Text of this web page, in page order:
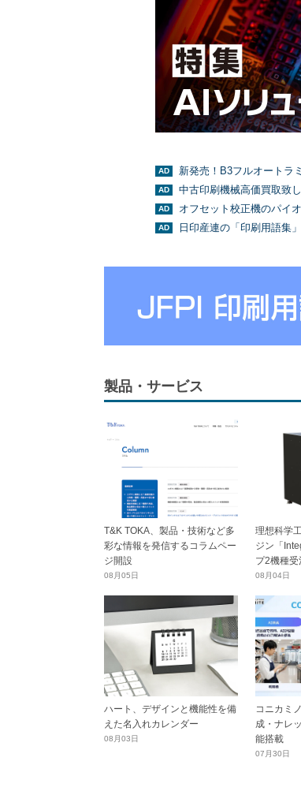
新発売！B3フルオートラ
中古印刷機械高価買取致
オフセット校正機のパイ
日印産連の「印刷用語集
製品・サービス
T&K TOKA、製品・技術など多
彩な情報を発信するコラムペー
ジ開設
08月05日
理想科学
ジン「
プ2機種受
08月04日
ハート、デザインと機能性を備
えた名入れカレンダー
08月03日
コニカミ
成・ナレ
能搭載
07月30日